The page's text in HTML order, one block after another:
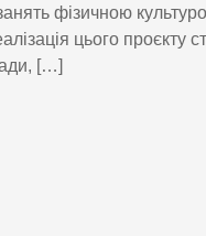
фізичною
цього проєкту
[…]